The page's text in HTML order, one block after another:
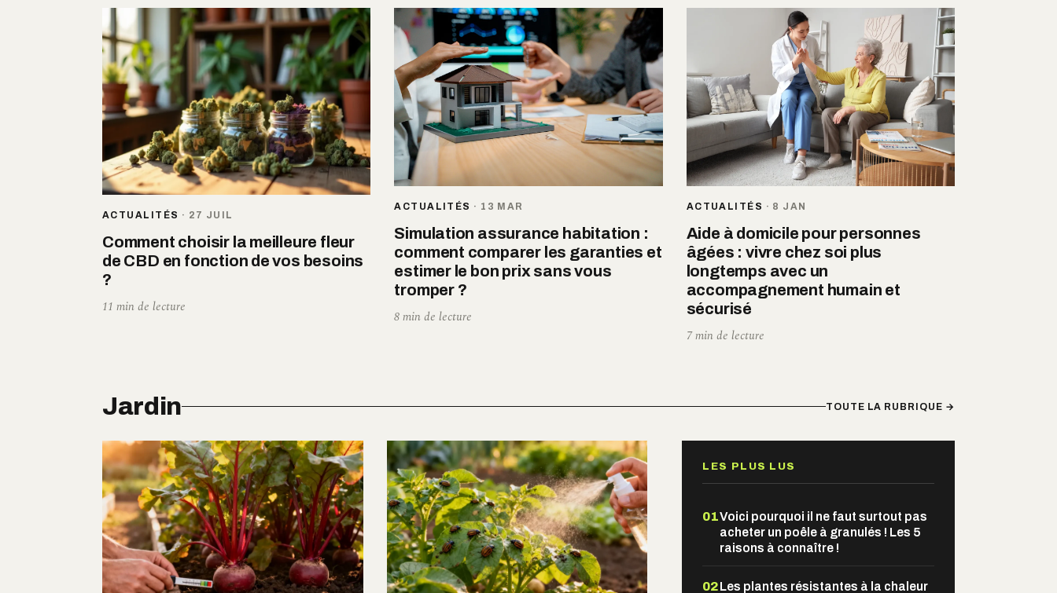
ACTUALITÉS · 27 JUIL
Comment choisir la meilleure fleur
de CBD en fonction de vos besoins
?
11 min de lecture
ACTUALITÉS · 13 MAR
Simulation assurance habitation :
comment comparer les garanties et
estimer le bon prix sans vous
tromper ?
8 min de lecture
ACTUALITÉS · 8 JAN
Aide à domicile pour personnes
âgées : vivre chez soi plus
longtemps avec un
accompagnement humain et
sécurisé
7 min de lecture
Jardin TOUTE LA RUBRIQUE →
LES PLUS LUS
01Voici pourquoi il ne faut surtout pas
acheter un poêle à granulés ! Les 5
raisons à connaître !
02Les plantes résistantes à la chaleur